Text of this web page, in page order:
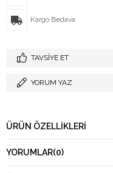
Kargo Bedava
TAVSIYE ET
YORUM YAZ
ÜRÜN ÖZELLIKLERI
YORUMLAR(0)